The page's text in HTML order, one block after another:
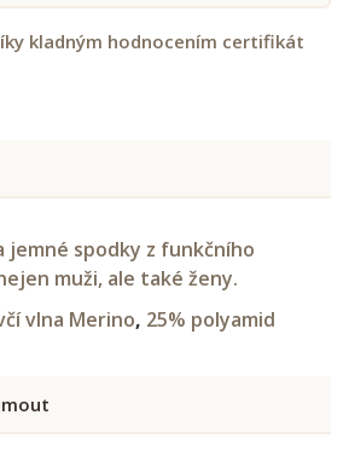
kladným hodnocením certifikát
jemné spodky z funkčního
muži, ale také ženy.
vlna Merino, 25% polyamid